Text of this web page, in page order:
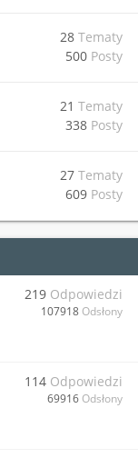
28 Tematy
500 Posty
21 Tematy
338 Posty
27 Tematy
609 Posty
219 Odpowiedzi
107918 Odsłony
114 Odpowiedzi
69916 Odsłony